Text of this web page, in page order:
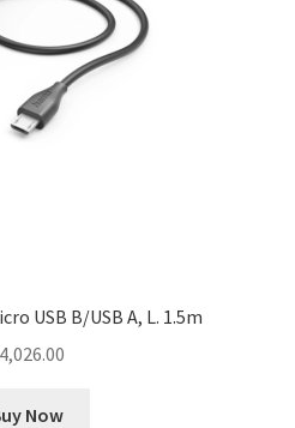
USB B/USB A, L. 1.5m
4,026.00
Now